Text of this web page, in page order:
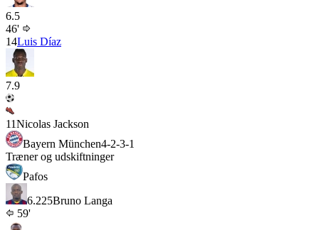
6.5
46'
14Luis Díaz
7.9
11Nicolas Jackson
Bayern München4-2-3-1
Træner og udskiftninger
Pafos
6.225Bruno Langa
59'